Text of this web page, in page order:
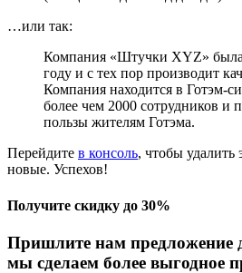
…или так:
Компания «Штучки XYZ» была
году и с тех пор производит
Компания находится в Готэм-
более чем 2000 сотрудников и
пользы жителям Готэма.
Перейдите в консоль, чтобы удалить
новые. Успехов!
Получите скидку до 30%
Пришлите нам предложение
мы сделаем более выгодное